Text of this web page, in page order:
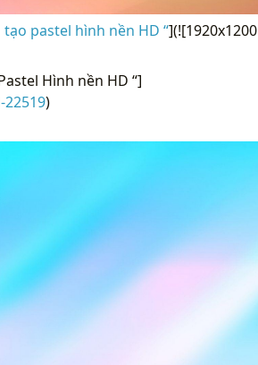
pastel hình nền HD “](![1920x1200
Hình nền HD “]
)